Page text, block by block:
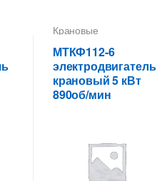
Крановые
электродвигатели
МТКФ112-6
электродвигатель
крановый 5 кВт
890об/мин